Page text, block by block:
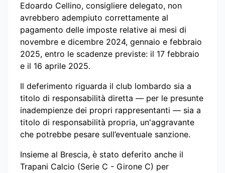
Edoardo Cellino, consigliere delegato, non
avrebbero adempiuto correttamente al
pagamento delle imposte relative ai mesi di
novembre e dicembre 2024, gennaio e febbraio
2025, entro le scadenze previste: il 17 febbraio
e il 16 aprile 2025.
Il deferimento riguarda il club lombardo sia a
titolo di responsabilità diretta — per le presunte
inadempienze dei propri rappresentanti — sia a
titolo di responsabilità propria, un'aggravante
che potrebbe pesare sull’eventuale sanzione.
Insieme al Brescia, è stato deferito anche il
Trapani Calcio (Serie C - Girone C) per